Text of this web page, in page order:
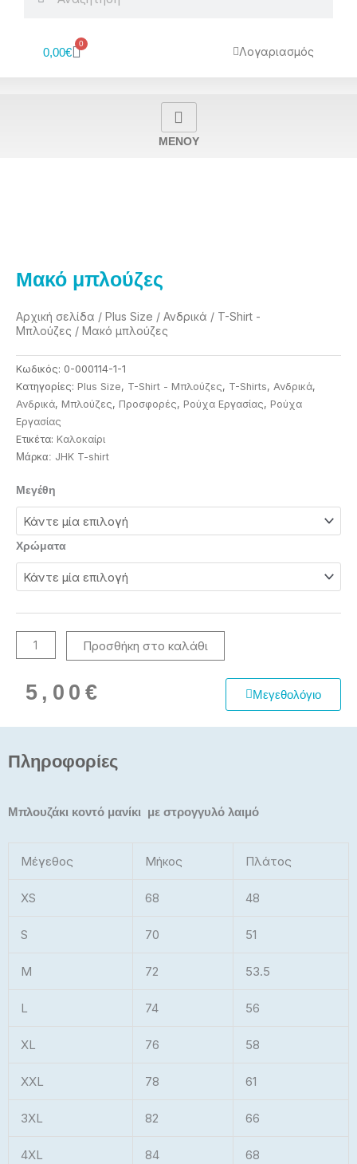
0,00€
0
Cart Λογαριασμός
MENOY
Μακό μπλούζες
Αρχική σελίδα / Plus Size / Ανδρικά / T-Shirt -
Μπλούζες / Μακό μπλούζες
Κωδικός: 0-000114-1-1
Κατηγορίες: Plus Size, T-Shirt - Μπλούζες, T-Shirts, Ανδρικά,
Ανδρικά, Μπλούζες, Προσφορές, Ρούχα Εργασίας, Ρούχα
Εργασίας
Ετικέτα: Καλοκαίρι
Μάρκα: JHK T-shirt
Μεγέθη
Χρώματα
Μακό
μπλούζες
ποσότητα
Προσθήκη στο καλάθι
5,00 € Μεγεθολόγιο
Πληροφορίες
Μπλουζάκι κοντό μανίκι με στρογγυλό λαιμό
Μέγεθος Μήκος Πλάτος
XS 68 48
S 70 51
M 72 53.5
L 74 56
XL 76 58
XXL 78 61
3XL 82 66
4XL 84 68